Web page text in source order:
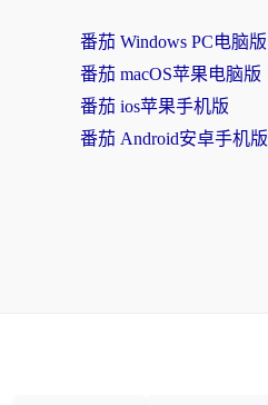
番茄 Windows PC电脑版
番茄 macOS苹果电脑版
番茄 ios苹果手机版
番茄 Android安卓手机版